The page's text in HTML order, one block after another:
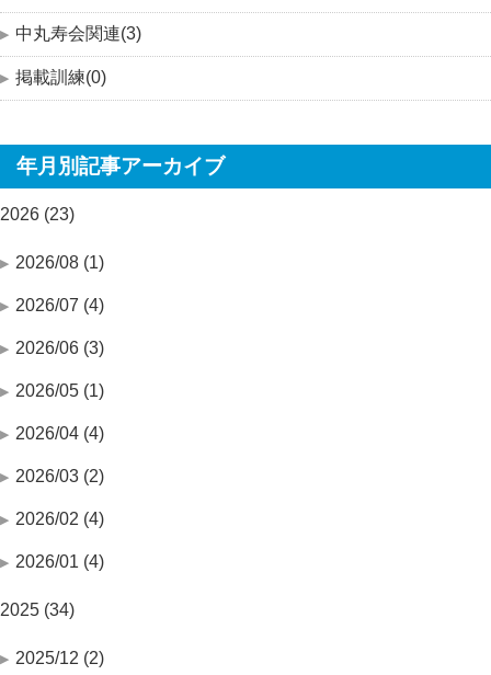
中丸寿会関連(3)
掲載訓練(0)
年月別記事アーカイブ
2026 (23)
2026/08 (1)
2026/07 (4)
2026/06 (3)
2026/05 (1)
2026/04 (4)
2026/03 (2)
2026/02 (4)
2026/01 (4)
2025 (34)
2025/12 (2)